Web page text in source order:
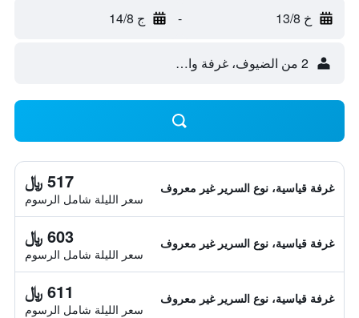
خ 13/8 - ج 14/8
2 من الضيوف، غرفة واحدة
غرفة قياسية، نوع السرير غير معروف 517 ﷼
سعر الليلة شامل الرسوم
غرفة قياسية، نوع السرير غير معروف 603 ﷼
سعر الليلة شامل الرسوم
غرفة قياسية، نوع السرير غير معروف 611 ﷼
سعر الليلة شامل الرسوم